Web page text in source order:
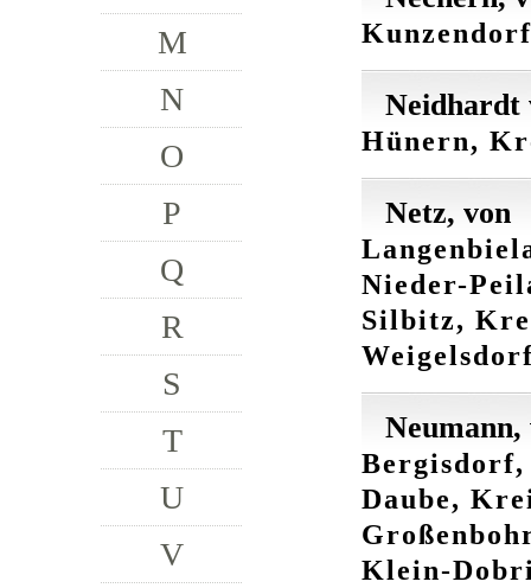
Neidhardt
Hünern,
Netz, von
Nieder-
Silbitz,
Neumann,
Bergisdorf,
Daube,
Klein-
M
N
O
P
Q
R
S
T
U
V